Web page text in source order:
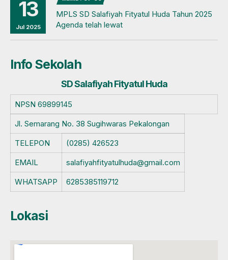
13
Jul 2025
MPLS SD Salafiyah Fityatul Huda Tahun 2025
Agenda telah lewat
Info Sekolah
SD Salafiyah Fityatul Huda
NPSN 69899145
Jl. Semarang No. 38 Sugihwaras Pekalongan
TELEPON
(0285) 426523
EMAIL
salafiyahfityatulhuda@gmail.com
WHATSAPP
6285385119712
Lokasi